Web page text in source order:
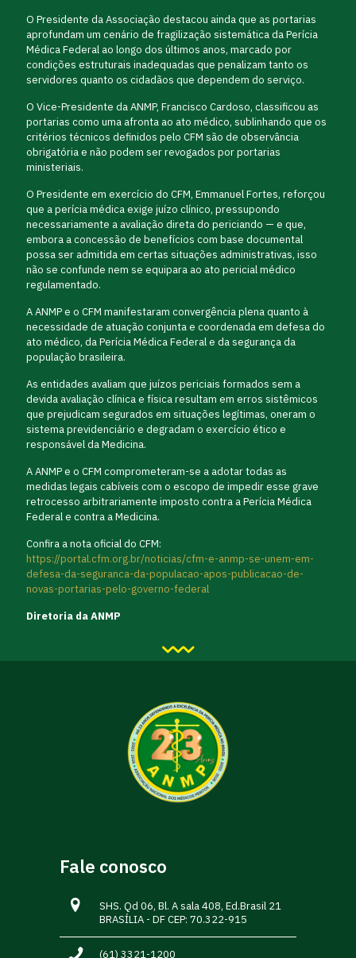
O Presidente da Associação destacou ainda que as portarias
aprofundam um cenário de fragilização sistemática da Perícia
Médica Federal ao longo dos últimos anos, marcado por
condições estruturais inadequadas que penalizam tanto os
servidores quanto os cidadãos que dependem do serviço.
O Vice-Presidente da ANMP, Francisco Cardoso, classificou as
portarias como uma afronta ao ato médico, sublinhando que os
critérios técnicos definidos pelo CFM são de observância
obrigatória e não podem ser revogados por portarias
ministeriais.
O Presidente em exercício do CFM, Emmanuel Fortes, reforçou
que a perícia médica exige juízo clínico, pressupondo
necessariamente a avaliação direta do periciando — e que,
embora a concessão de benefícios com base documental
possa ser admitida em certas situações administrativas, isso
não se confunde nem se equipara ao ato pericial médico
regulamentado.
A ANMP e o CFM manifestaram convergência plena quanto à
necessidade de atuação conjunta e coordenada em defesa do
ato médico, da Perícia Médica Federal e da segurança da
população brasileira.
As entidades avaliam que juízos periciais formados sem a
devida avaliação clínica e física resultam em erros sistêmicos
que prejudicam segurados em situações legítimas, oneram o
sistema previdenciário e degradam o exercício ético e
responsável da Medicina.
A ANMP e o CFM comprometeram-se a adotar todas as
medidas legais cabíveis com o escopo de impedir esse grave
retrocesso arbitrariamente imposto contra a Perícia Médica
Federal e contra a Medicina.
Confira a nota oficial do CFM:
https://portal.cfm.org.br/noticias/cfm-e-anmp-se-unem-em-
defesa-da-seguranca-da-populacao-apos-publicacao-de-
novas-portarias-pelo-governo-federal
Diretoria da ANMP
Fale conosco
SHS. Qd 06, Bl. A sala 408, Ed.Brasil 21
BRASÍLIA - DF CEP: 70.322-915
(61) 3321-1200